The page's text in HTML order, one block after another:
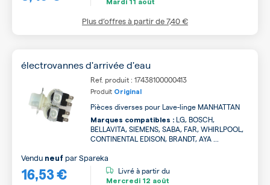
Mardi 11 août
Plus d’offres à partir de7,40 €
électrovannes d'arrivée d'eau
Ref. produit : 17438100000413
Produit Original
Pièces diverses pour Lave-linge MANHATTAN
Marques compatibles : LG, BOSCH,
BELLAVITA, SIEMENS, SABA, FAR, WHIRLPOOL,
CONTINENTAL EDISON, BRANDT, AYA ...
16,53 €
Vendu neuf parSpareka
Livré à partir du
Mercredi 12 août